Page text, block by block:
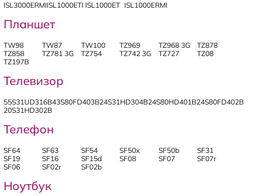
ISL3000ERMIISL1000ETI ISL1000ET ISL1000ERMI
Планшет
TW98 TW87 TW100 TZ969 TZ968 3G
TZ878
TZ858
TZ781 3G TZ754 TZ742 3G TZ727
TZ08
TZ197B
Телевизор
55S31UD316B43S80FD403B24S31HD304B24S80HD401B24S80FD402B
20S31HD302B
Телефон
SF64 SF63 SF54 SF50x SF50b
SF31
SF19
SF16 SF15d SF08 SF07
SF07r
SF06
SF02r SF02b
Ноутбук